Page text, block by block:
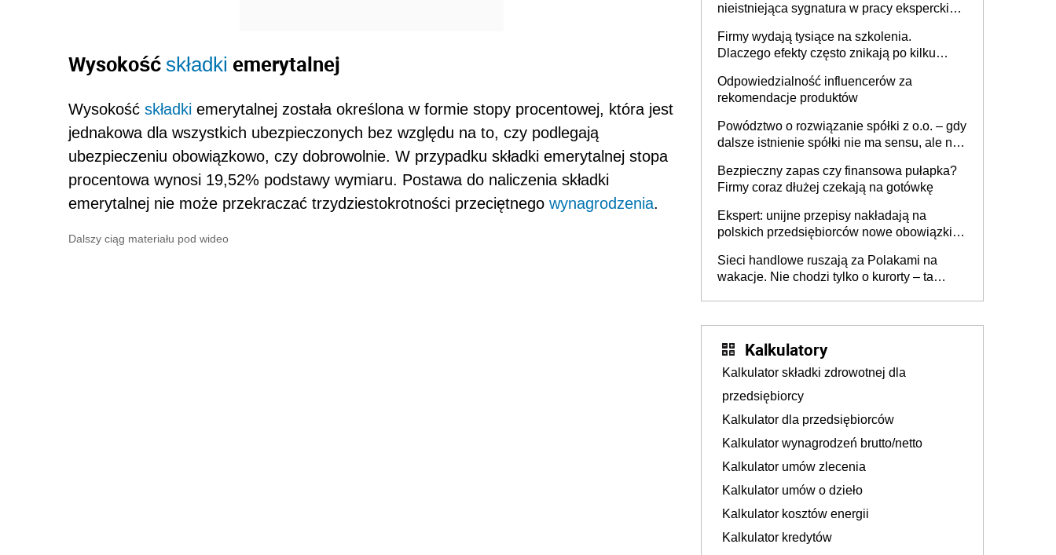
Wysokość składki emerytalnej
Wysokość składki emerytalnej została określona w formie stopy procentowej, która jest
jednakowa dla wszystkich ubezpieczonych bez względu na to, czy podlegają
ubezpieczeniu obowiązkowo, czy dobrowolnie. W przypadku składki emerytalnej stopa
procentowa wynosi 19,52% podstawy wymiaru. Postawa do naliczenia składki
emerytalnej nie może przekraczać trzydziestokrotności przeciętnego wynagrodzenia.
Dalszy ciąg materiału pod wideo
nieistniejąca sygnatura w pracy eksperckiej -
firmie
Firmy wydają tysiące na szkolenia.
Dlaczego efekty często znikają po kilku
Odpowiedzialność influencerów za
rekomendacje produktów
Powództwo o rozwiązanie spółki z o.o. – gdy
dalsze istnienie spółki nie ma sensu, ale nie
Bezpieczny zapas czy finansowa pułapka?
Firmy coraz dłużej czekają na gotówkę
Ekspert: unijne przepisy nakładają na
polskich przedsiębiorców nowe obowiązki w
Sieci handlowe ruszają za Polakami na
wakacje. Nie chodzi tylko o kurorty – ta
Kalkulatory
Kalkulator składki zdrowotnej dla
przedsiębiorcy
Kalkulator dla przedsiębiorców
Kalkulator wynagrodzeń brutto/netto
Kalkulator umów zlecenia
Kalkulator umów o dzieło
Kalkulator kosztów energii
Kalkulator kredytów